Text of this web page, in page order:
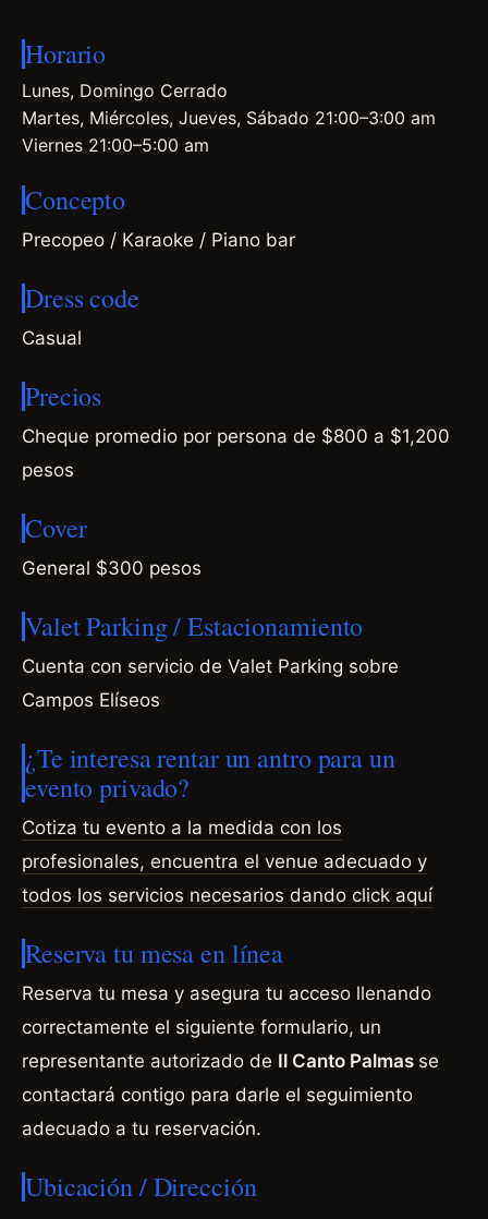
Horario
Lunes, Domingo Cerrado
Martes, Miércoles, Jueves, Sábado 21:00–3:00 am
Viernes 21:00–5:00 am
Concepto
Precopeo / Karaoke / Piano bar
Dress code
Casual
Precios
Cheque promedio por persona de $800 a $1,200
pesos
Cover
General $300 pesos
Valet Parking / Estacionamiento
Cuenta con servicio de Valet Parking sobre
Campos Elíseos
¿Te interesa rentar un antro para un
evento privado?
Cotiza tu evento a la medida con los
profesionales, encuentra el venue adecuado y
todos los servicios necesarios dando click aquí
Reserva tu mesa en línea
Reserva tu mesa y asegura tu acceso llenando
correctamente el siguiente formulario, un
representante autorizado de Il Canto Palmas se
contactará contigo para darle el seguimiento
adecuado a tu reservación.
Ubicación / Dirección